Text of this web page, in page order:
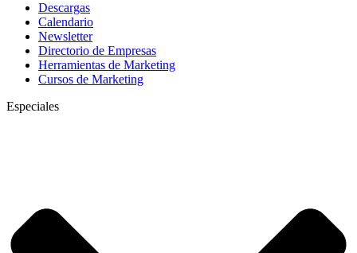
Descargas
Calendario
Newsletter
Directorio de Empresas
Herramientas de Marketing
Cursos de Marketing
Especiales